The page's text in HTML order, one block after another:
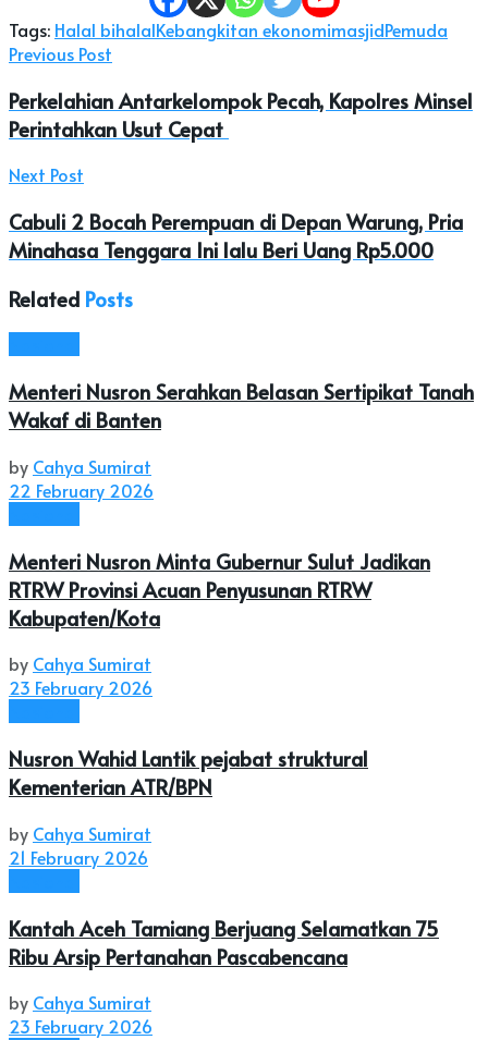
Tags: Halal bihalalKebangkitan ekonomimasjidPemuda
Previous Post
Perkelahian Antarkelompok Pecah, Kapolres Minsel
Perintahkan Usut Cepat
Next Post
Cabuli 2 Bocah Perempuan di Depan Warung, Pria
Minahasa Tenggara Ini lalu Beri Uang Rp5.000
Related Posts
Menteri Nusron Serahkan Belasan Sertipikat Tanah
Wakaf di Banten
by Cahya Sumirat
22 February 2026
Menteri Nusron Minta Gubernur Sulut Jadikan
RTRW Provinsi Acuan Penyusunan RTRW
Kabupaten/Kota
by Cahya Sumirat
23 February 2026
Nusron Wahid Lantik pejabat struktural
Kementerian ATR/BPN
by Cahya Sumirat
21 February 2026
Kantah Aceh Tamiang Berjuang Selamatkan 75
Ribu Arsip Pertanahan Pascabencana
by Cahya Sumirat
23 February 2026